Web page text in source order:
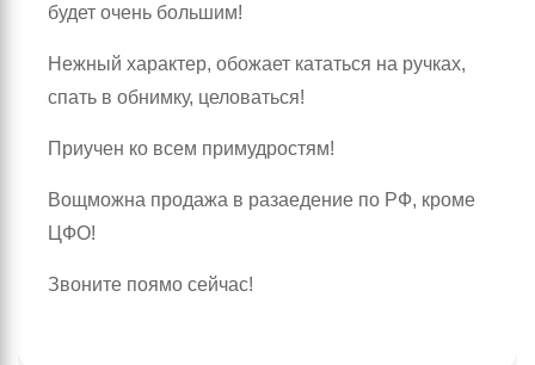
будет очень большим!
Нежный характер, обожает кататься на ручках,
спать в обнимку, целоваться!
Приучен ко всем примудростям!
Вощможна продажа в разаедение по РФ, кроме
ЦФО!
Звоните поямо сейчас!